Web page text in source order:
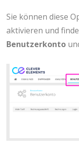
Sie können diese
aktivieren und
Benutzerkonto